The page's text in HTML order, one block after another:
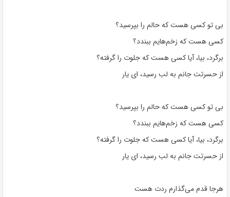
بی تو کسی هست که حالم را بپرسید؟
کسی هست که زخم‌هایم ببندد؟
برگرد، بیا، آیا کسی هست که جلوت را گرفته؟
از حسرتت جانم به لب رسید، ای یار
بی تو کسی هست که حالم را بپرسید؟
کسی هست که زخم‌هایم ببندد؟
برگرد، بیا، آیا کسی هست که جلوت را گرفته؟
از حسرتت جانم به لب رسید، ای یار
هرجا قدم می‌گذارم ردت هست